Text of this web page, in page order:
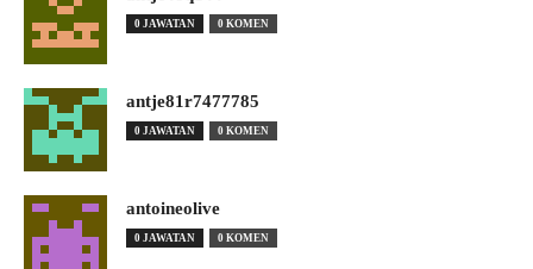
0 JAWATAN 0 KOMEN
antje81r7477785
0 JAWATAN 0 KOMEN
antoineolive
0 JAWATAN 0 KOMEN